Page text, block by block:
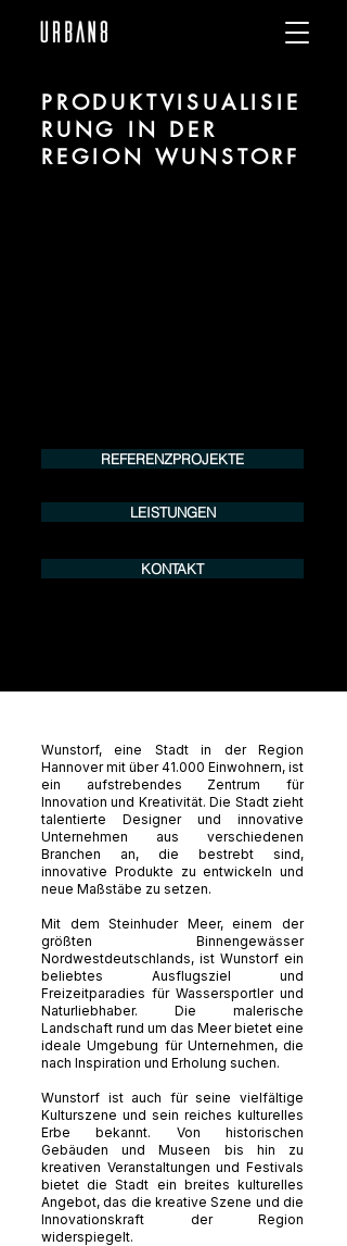
PRODUKTVISUALISIE
RUNG IN DER
REGION WUNSTORF
REFERENZPROJEKTE
LEISTUNGEN
KONTAKT
Wunstorf, eine Stadt in der Region
Hannover mit über 41.000 Einwohnern, ist
ein aufstrebendes Zentrum für
Innovation und Kreativität. Die Stadt zieht
talentierte Designer und innovative
Unternehmen aus verschiedenen
Branchen an, die bestrebt sind,
innovative Produkte zu entwickeln und
neue Maßstäbe zu setzen.
Mit dem Steinhuder Meer, einem der
größten Binnengewässer
Nordwestdeutschlands, ist Wunstorf ein
beliebtes Ausflugsziel und
Freizeitparadies für Wassersportler und
Naturliebhaber. Die malerische
Landschaft rund um das Meer bietet eine
ideale Umgebung für Unternehmen, die
nach Inspiration und Erholung suchen.
Wunstorf ist auch für seine vielfältige
Kulturszene und sein reiches kulturelles
Erbe bekannt. Von historischen
Gebäuden und Museen bis hin zu
kreativen Veranstaltungen und Festivals
bietet die Stadt ein breites kulturelles
Angebot, das die kreative Szene und die
Innovationskraft der Region
widerspiegelt.